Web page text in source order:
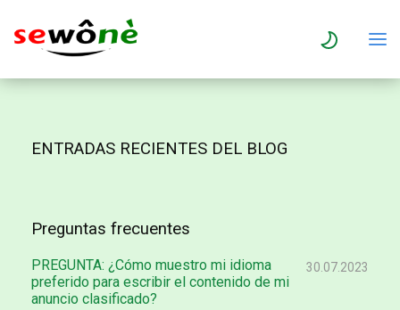
ENTRADAS RECIENTES DEL BLOG
Preguntas frecuentes
30.07.2023
PREGUNTA: ¿Cómo muestro mi idioma
preferido para escribir el contenido de mi
anuncio clasificado?